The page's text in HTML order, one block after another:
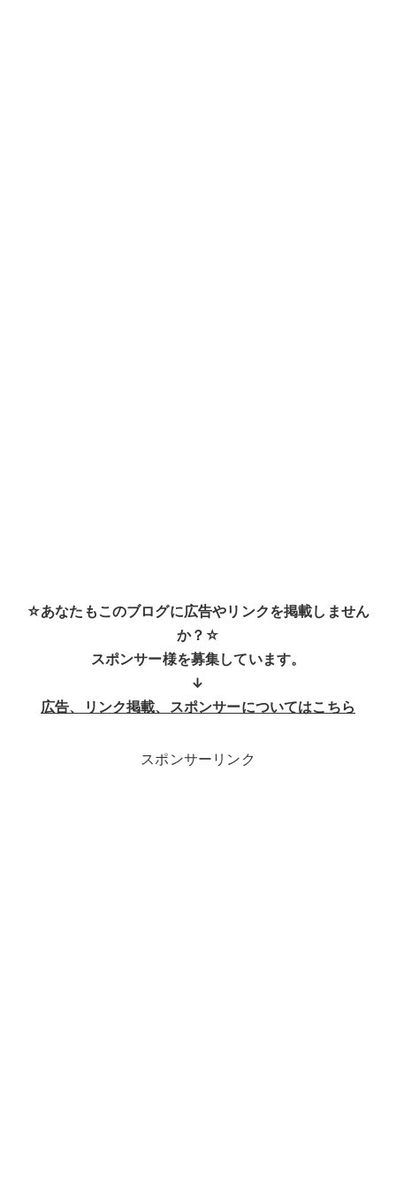
☆あなたもこのブログに広告やリンクを掲載しません
か？☆
スポンサー様を募集しています。
↓
広告、リンク掲載、スポンサーについてはこちら
スポンサーリンク